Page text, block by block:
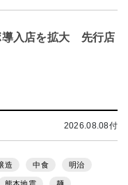
導入店を拡大 先行店
2026.08.08付
造 中食 明治